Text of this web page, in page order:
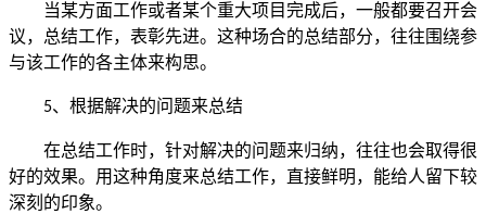
当某方面工作或者某个重大项目完成后，一般都要召开会
议，总结工作，表彰先进。这种场合的总结部分，往往围绕参
与该工作的各主体来构思。
5、根据解决的问题来总结
在总结工作时，针对解决的问题来归纳，往往也会取得很
好的效果。用这种角度来总结工作，直接鲜明，能给人留下较
深刻的印象。